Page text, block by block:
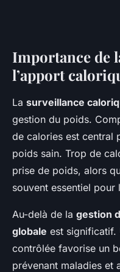
Importance de
l’apport
La surveillance
gestion du poids.
de calories est central
poids sain. Trop de
prise de poids, alors
souvent essentiel
Au-delà de la gestion
globale est significatif.
contrôlée favorise un
prévenant maladies et